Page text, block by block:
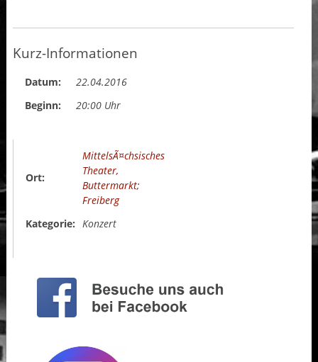
Kurz-Informationen
Datum:
22.04.2016
Beginn:
20:00 Uhr
Ort:
MittelsÃ¤chsisches
Theater,
Buttermarkt;
Freiberg
Kategorie: Konzert